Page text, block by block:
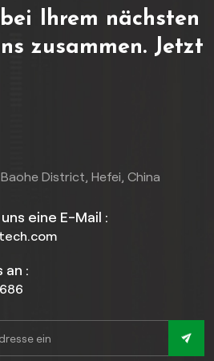
mit
Ihrem nächsten
zusammen. Jetzt
District, Hefei, China
eine E-Mail :
an :